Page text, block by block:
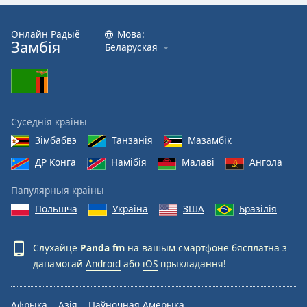
Opacity
Caption
Area
Color
Opacity
Font
Size
Text
Style
Онлайн Радыё
Замбія
Мова:
Беларуская
Суседнія краіны
Зімбабвэ
Танзанія
Мазамбік
ДР Конга
Намібія Малаві Ангола
Папулярныя краіны
Польшча
Украіна ЗША Бразілія
Слухайце Panda fm на вашым смартфоне бясплатна з
дапамогай Android або iOS прыкладання!